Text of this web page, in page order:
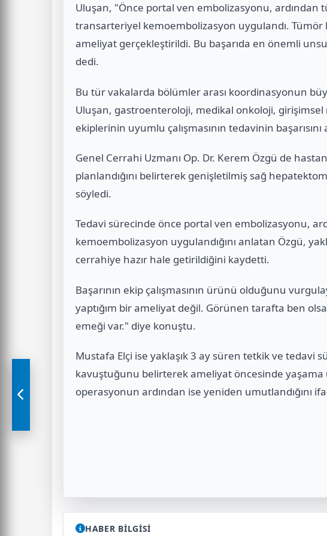
Uluşan, "Önce portal ven embolizasyonu,
transarteriyel kemoembolizasyon uygulandı.
ameliyat gerçekleştirildi. Bu başarıda en önemli
dedi.
Bu tür vakalarda bölümler arası koordinasyonun
Uluşan, gastroenteroloji, medikal onkoloji,
ekiplerinin uyumlu çalışmasının tedavinin başarısını
Genel Cerrahi Uzmanı Op. Dr. Kerem Özgü de
planlandığını belirterek genişletilmiş sağ
söyledi.
Tedavi sürecinde önce portal ven embolizasyonu,
kemoembolizasyon uygulandığını anlatan Özgü,
cerrahiye hazır hale getirildiğini kaydetti.
Başarının ekip çalışmasının ürünü olduğunu
yaptığım bir ameliyat değil. Görünen tarafta ben
emeği var." diye konuştu.
Mustafa Elçi ise yaklaşık 3 ay süren tetkik ve tedavi
kavuştuğunu belirterek ameliyat öncesinde
operasyonun ardından ise yeniden umutlandığını
HABER BİLGİSİ